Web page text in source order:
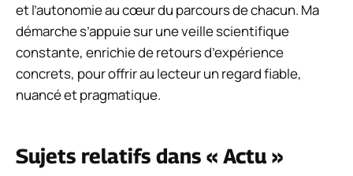
et l’autonomie au cœur du parcours de chacun. Ma
démarche s’appuie sur une veille scientifique
constante, enrichie de retours d’expérience
concrets, pour offrir au lecteur un regard fiable,
nuancé et pragmatique.
Sujets relatifs dans « Actu »